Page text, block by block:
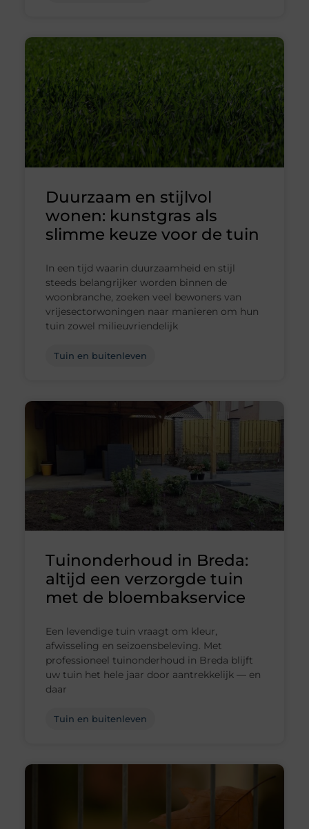
Duurzaam en stijlvol
wonen: kunstgras als
slimme keuze voor de tuin
In een tijd waarin duurzaamheid en stijl
steeds belangrijker worden binnen de
woonbranche, zoeken veel bewoners van
vrijesectorwoningen naar manieren om hun
tuin zowel milieuvriendelijk
Tuin en buitenleven
Tuinonderhoud in Breda:
altijd een verzorgde tuin
met de bloembakservice
Een levendige tuin vraagt om kleur,
afwisseling en seizoensbeleving. Met
professioneel tuinonderhoud in Breda blijft
uw tuin het hele jaar door aantrekkelijk — en
daar
Tuin en buitenleven